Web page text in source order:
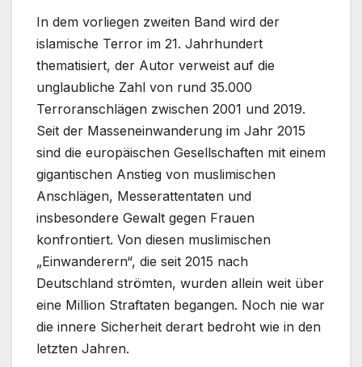
In dem vorliegen zweiten Band wird der
islamische Terror im 21. Jahrhundert
thematisiert, der Autor verweist auf die
unglaubliche Zahl von rund 35.000
Terroranschlägen zwischen 2001 und 2019.
Seit der Masseneinwanderung im Jahr 2015
sind die europäischen Gesellschaften mit einem
gigantischen Anstieg von muslimischen
Anschlägen, Messerattentaten und
insbesondere Gewalt gegen Frauen
konfrontiert. Von diesen muslimischen
„Einwanderern“, die seit 2015 nach
Deutschland strömten, wurden allein weit über
eine Million Straftaten begangen. Noch nie war
die innere Sicherheit derart bedroht wie in den
letzten Jahren.